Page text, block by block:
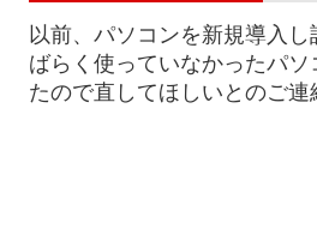
以前、パソコンを新規導入
ばらく使っていなかったパ
たので直してほしいとのご連